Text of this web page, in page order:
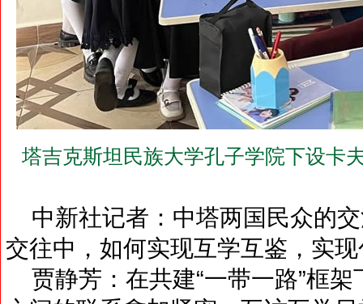
塔吉克斯坦民族大学孔子学院下设卡
中新社记者：中塔两国民众的
交往中，如何实现互学互鉴，实
贾静芳：在共建“一带一路”框